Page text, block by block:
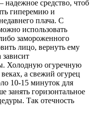
средство, чтоб
гиперемию и
плача. С
использовать
замороженного
лицо, вернуть ему
зависит
Холодную огуречную
а свежий огурец
10-15 минуток для
занять горизонтальное
Так отечность